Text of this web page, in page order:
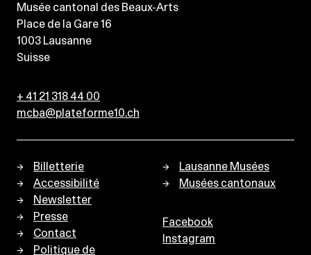
Musée cantonal des Beaux-Arts
Place de la Gare 16
1003 Lausanne
Suisse
+ 41 21 318 44 00
mcba@plateforme10.ch
Billetterie
Accessibilité
Newsletter
Presse
Contact
Politique de
Lausanne Musées
Musées cantonaux
Facebook
Instagram